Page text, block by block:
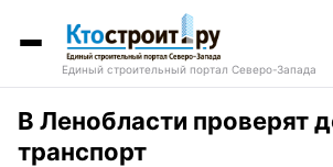
Единый строительный портал Северо-Запада
В Ленобласти проверят
транспорт